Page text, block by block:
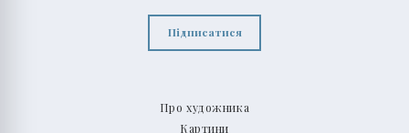
Про художника
Картини
Підписатися